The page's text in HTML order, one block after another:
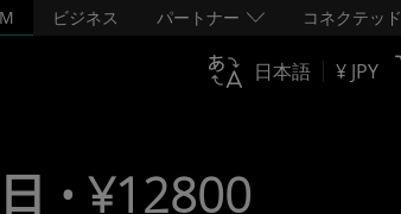
ビジネス パートナー コネクテッ
日本語 ¥ JPY
• ¥12800